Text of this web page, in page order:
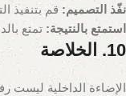
نفّذ التصميم: قم بتنفيذ
استمتع بالنتيجة: تمتع
10. الخلاصة
الإضاءة الداخلية ليست